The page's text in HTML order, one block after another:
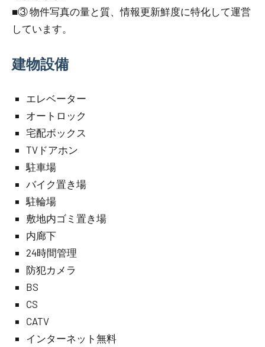
■③ 物件写真の量と質、情報更新鮮度に特化して運営
しています。
建物設備
エレベーター
オートロック
宅配ボックス
TVドアホン
駐車場
バイク置き場
駐輪場
敷地内ゴミ置き場
内廊下
24時間管理
防犯カメラ
BS
CS
CATV
インターネット無料